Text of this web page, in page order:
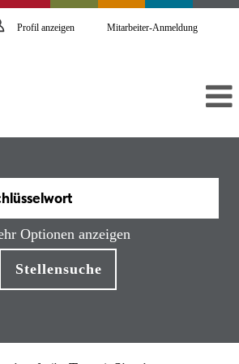
Profil anzeigen Mitarbeiter-Anmeldung
Optionen anzeigen